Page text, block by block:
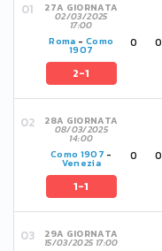
27A GIORNATA
02/03/2025
17:00
Roma - Como
1907
2-1
0 0
28A GIORNATA
08/03/2025
14:00
Como 1907 -
Venezia
1-1
0 0
29A GIORNATA
15/03/2025 17:00